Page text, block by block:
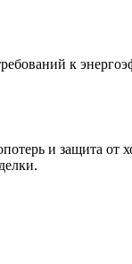
к
и защита